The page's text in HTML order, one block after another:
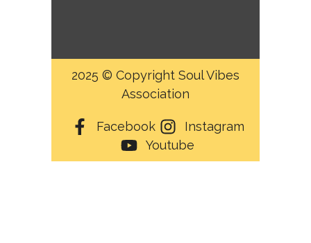
2025 © Copyright Soul Vibes
Association
Facebook
Instagram
Youtube